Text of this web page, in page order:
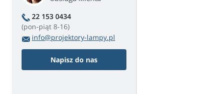
22 153 0434
(pon-piąt 8-16)
info@projektory-lampy.pl
Napisz do nas